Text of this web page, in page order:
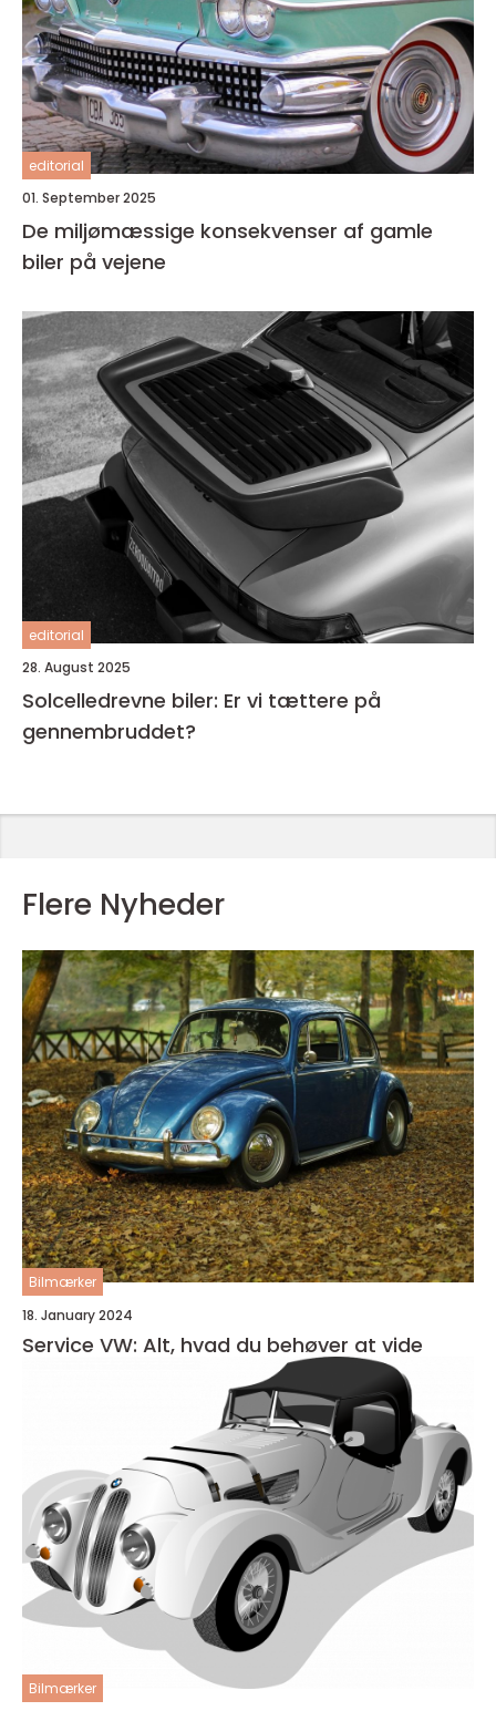
editorial
01. September 2025
De miljømæssige konsekvenser af gamle
biler på vejene
editorial
28. August 2025
Solcelledrevne biler: Er vi tættere på
gennembruddet?
Flere Nyheder
Bilmærker
18. January 2024
Service VW: Alt, hvad du behøver at vide
Bilmærker